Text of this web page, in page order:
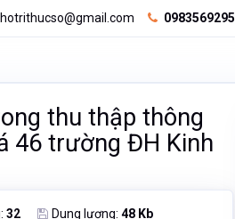
0983569295
thu thập thông
46 trường ĐH Kinh
32 Dung lượng:48 Kb